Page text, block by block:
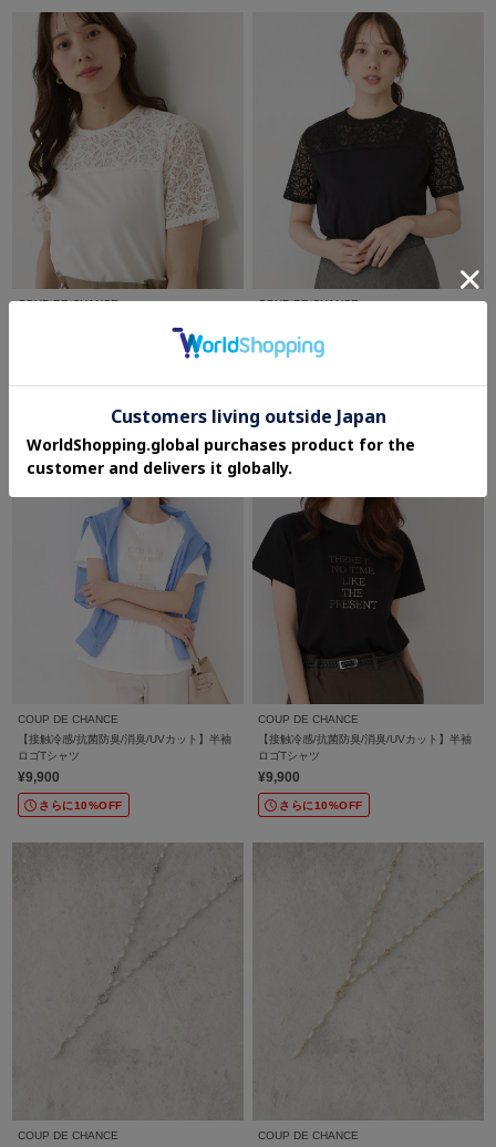
COUP DE CHANCE
さらに15%OFF
COUP DE CHANCE
オーバー
¥14,960
さらに15%OFF
COUP DE CHANCE
【接触冷感/抗菌防臭/消臭/UVカット】半袖
ロゴTシャツ
¥9,900
さらに10%OFF
COUP DE CHANCE
【接触冷感/抗菌防臭/消臭/UVカット】半袖
ロゴTシャツ
¥9,900
さらに10%OFF
COUP DE CHANCE
COUP DE CHANCE